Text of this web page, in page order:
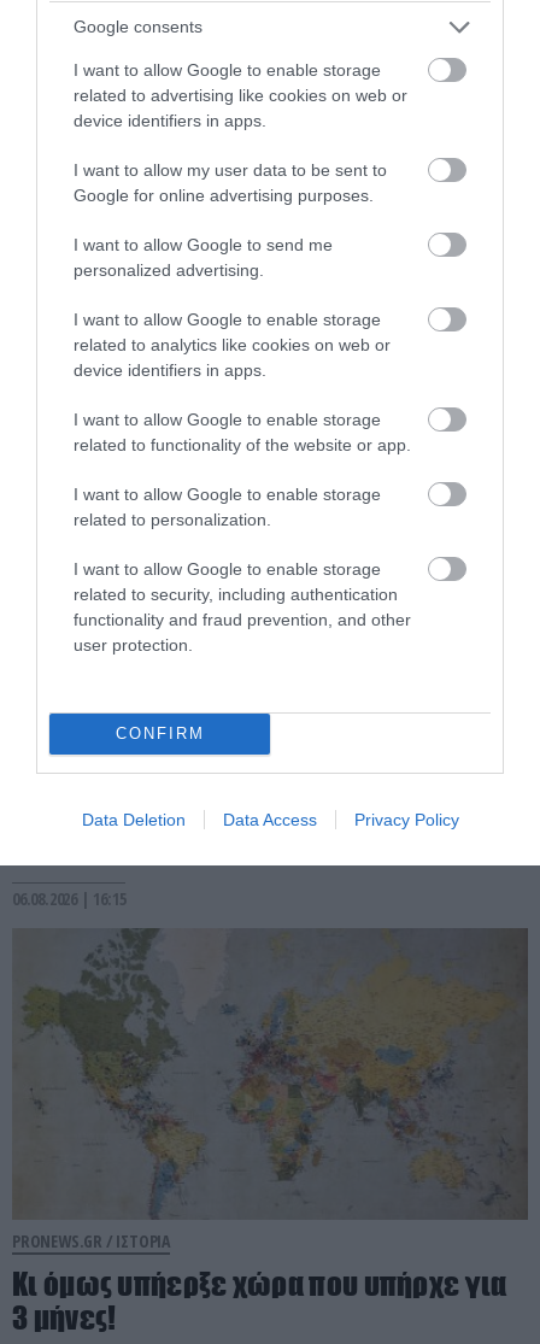
Google consents
I want to allow Google to enable storage
related to advertising like cookies on web or
device identifiers in apps.
I want to allow my user data to be sent to
Google for online advertising purposes.
I want to allow Google to send me
personalized advertising.
I want to allow Google to enable storage
related to analytics like cookies on web or
device identifiers in apps.
I want to allow Google to enable storage
related to functionality of the website or app.
I want to allow Google to enable storage
related to personalization.
I want to allow Google to enable storage
related to security, including authentication
functionality and fraud prevention, and other
user protection.
CONFIRM
Data Deletion Data Access Privacy Policy
PRONEWS.GR /ΙΣΤΟΡΙΑ
Το φαινόμενο Rolligon: Το φορτηγό του
1953 που περνούσε πάνω από
ανθρώπους χωρίς να τους τραυματίζει
06.08.2026 | 19:15
Η πιο περίεργη αεροπειρατεία του
κόσμου! – Το άλυτο μυστήριο σε ένα από
τα μεγαλύτερα ανθρωποκυνηγητά των
06.08.2026 | 16:15
PRONEWS.GR / ΙΣΤΟΡΙΑ
Κι όμως υπήερξε χώρα που υπήρχε για
3 μήνες!